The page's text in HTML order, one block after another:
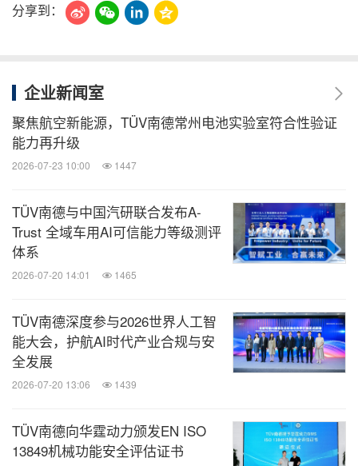
分享到：
企业新闻室
聚焦航空新能源，TÜV南德常州电池实验室符合性验证
能力再升级
2026-07-23 10:00 1447
TÜV南德与中国汽研联合发布A-
Trust 全域车用AI可信能力等级测评
体系
2026-07-20 14:01 1465
TÜV南德深度参与2026世界人工智
能大会，护航AI时代产业合规与安
全发展
2026-07-20 13:06 1439
TÜV南德向华霆动力颁发EN ISO
13849机械功能安全评估证书